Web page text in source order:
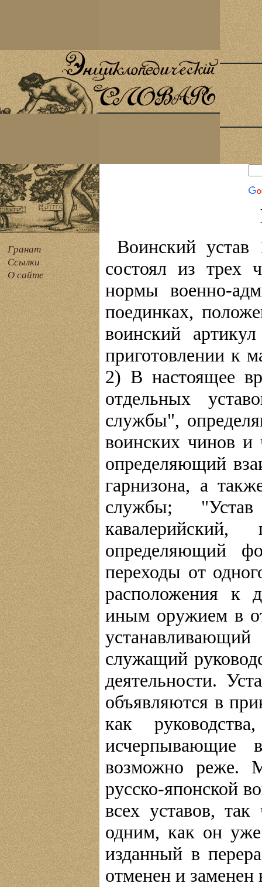
Гранат
Ссылки
О сайте
Воинский
состоял из трех
нормы военно-
поединках,
воинский
приготовлении к
2) В настоящее
отдельных
службы",
воинских чинов и
определяющий
гарнизона, а
службы;
определяющий
переходы от
расположения к
иным оружием в
служащий
деятельности.
объявляются в
как
исчерпывающие
возможно реже.
русско-японской
всех уставов,
одним, как он
изданный в
отменен и